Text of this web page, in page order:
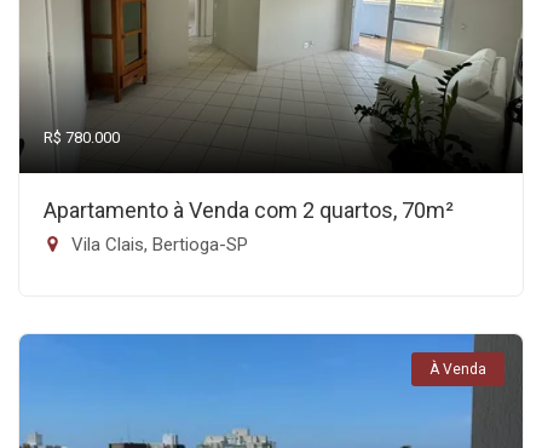
R$ 780.000
Apartamento à Venda com 2 quartos, 70m²
Vila Clais, Bertioga-SP
À Venda